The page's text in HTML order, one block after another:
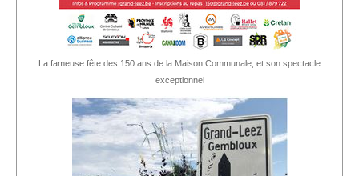
La fameuse fête des 150 ans de la Maison Communale, et son spectacle
exceptionnel